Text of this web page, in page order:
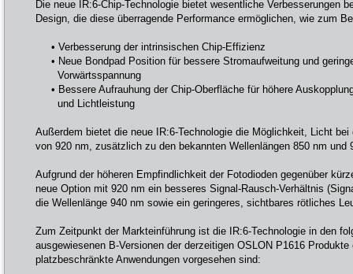
Die neue IR:6-Chip-Technologie bietet wesentliche Verbesserungen
Design, die diese überragende Performance ermöglichen, wie zum
• Verbesserung der intrinsischen Chip-Effizienz
• Neue Bondpad Position für bessere Stromaufweitung und
Vorwärtsspannung
• Bessere Aufrauhung der Chip-Oberfläche für höhere
und Lichtleistung
Außerdem bietet die neue IR:6-Technologie die Möglichkeit, Licht bei
von 920 nm, zusätzlich zu den bekannten Wellenlängen 850 nm und
Aufgrund der höheren Empfindlichkeit der Fotodioden gegenüber
neue Option mit 920 nm ein besseres Signal-Rausch-Verhältnis
die Wellenlänge 940 nm sowie ein geringeres, sichtbares rötliches
Zum Zeitpunkt der Markteinführung ist die IR:6-Technologie in den
ausgewiesenen B-Versionen der derzeitigen OSLON P1616
platzbeschränkte Anwendungen vorgesehen sind: